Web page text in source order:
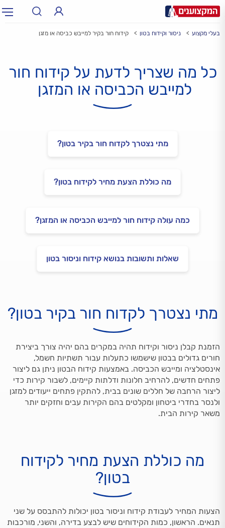
עירעיר: תל אביב, חיפה…
בעלי מקצוע ניסור וקידוח בטון קידוח חור בקיר למייבש כביסה או מזגן
כל מה שצריך לדעת על קידוח חור
למייבש הכביסה או המזגן
מתי נצטרך לקדוח חור בקיר בטון?
מה כוללת הצעת מחיר לקידוח בטון?
כמה עולה קידוח חור למייבש הכביסה או המזגן?
שאלות ותשובות בנושא קידוח וניסור בטון
מתי נצטרך לקדוח חור בקיר בטון?
הזמנת קבלן ניסור וקידוח תהיה במקרים בהם יהיה צורך ביצירת
חורים גדולים בבטון שישמשו כתעלות עבור תשתיות חשמל,
אינסטלציה ומייבש הכביסה. באמצעות קידוח הבטון ניתן גם ליצור
פתחים חדשים, להרחיב חלונות ודלתות קיימים, לשבור קירות כדי
ליצור הרחבה של חללים שונים בבית, להתקין פתחים ייעודים למזגן
ולנסר בחדרי ביטחון ומקלטים בהם הקירות עבים וחזקים יותר
משאר קירות הבית.
מה כוללת הצעת מחיר לקידוח
בטון?
הצעות המחיר לעבודת קידוח וניסור בטון יכולות להתבסס על שני
תנאים. הראשון, כמות הקידוחים שיש לבצע בדירה, והשני, מורכבות